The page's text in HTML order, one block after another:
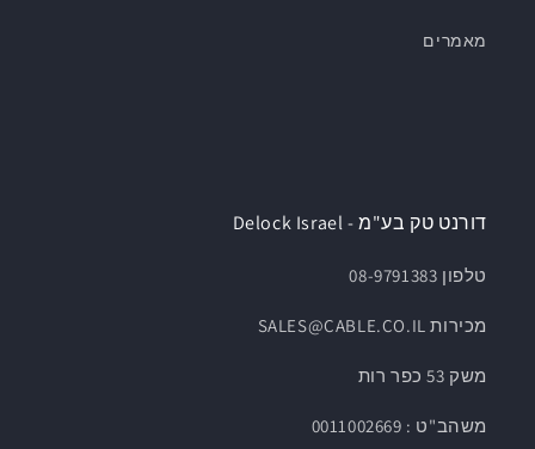
מאמרים
דורנט טק בע"מ - Delock Israel
טלפון 08-9791383
מכירות SALES@CABLE.CO.IL
משק 53 כפר רות
משהב"ט : 0011002669